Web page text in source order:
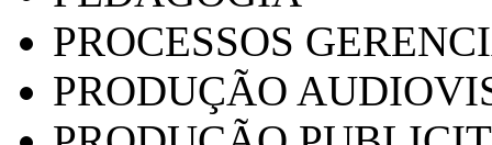
PROCESSOS
PRODUÇÃO